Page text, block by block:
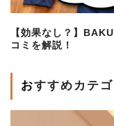
【効果なし？】
コミを解説！
おすすめカテ